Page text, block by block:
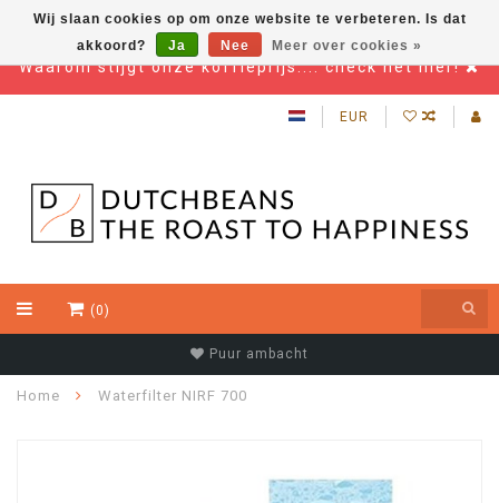
Waarom stijgt onze koffieprijs.... check het hier!
EUR
(0)
Puur ambacht
Home Waterfilter NIRF 700
Wij slaan cookies op om onze website te verbeteren. Is dat
akkoord?
Ja Nee Meer over cookies »